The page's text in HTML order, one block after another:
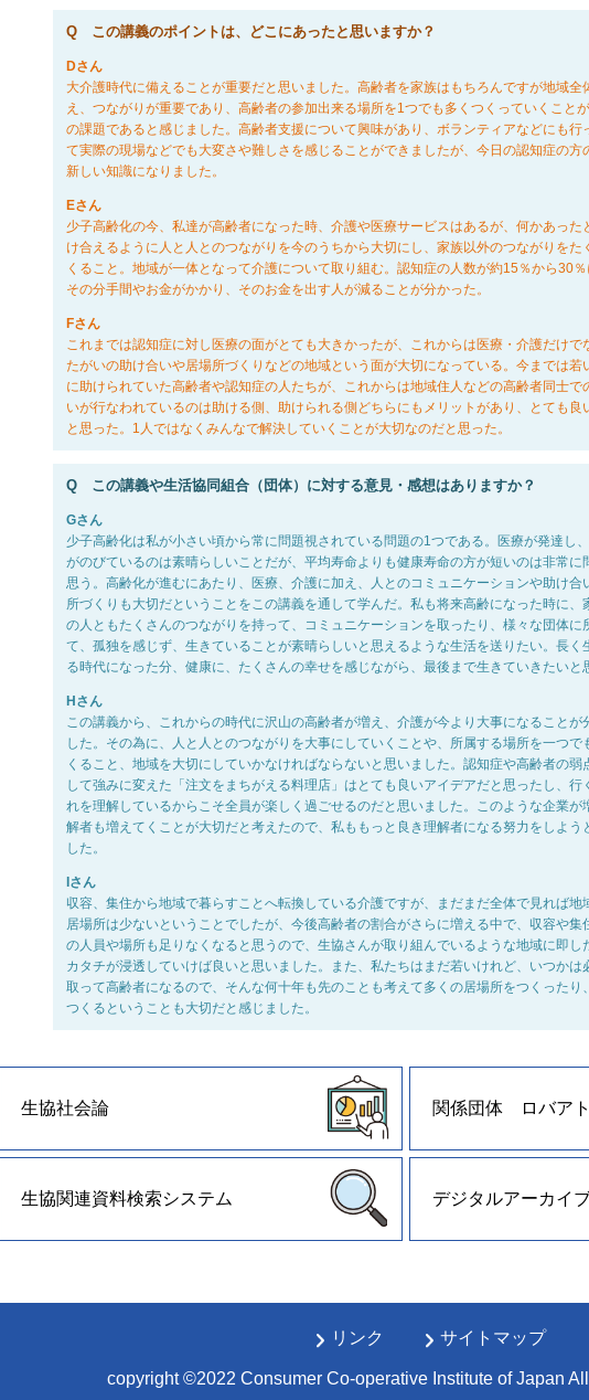
Q この講義のポイントは、どこにあったと思いますか？
Dさん
大介護時代に備えることが重要だと思いました。高齢者を家族はもちろんですが地域全
え、つながりが重要であり、高齢者の参加出来る場所を1つでも多くつくっていくこと
の課題であると感じました。高齢者支援について興味があり、ボランティアなどにも行
て実際の現場などでも大変さや難しさを感じることができましたが、今日の認知症の方
新しい知識になりました。
Eさん
少子高齢化の今、私達が高齢者になった時、介護や医療サービスはあるが、何かあった
け合えるように人と人とのつながりを今のうちから大切にし、家族以外のつながりをた
くること。地域が一体となって介護について取り組む。認知症の人数が約15％から30％
その分手間やお金がかかり、そのお金を出す人が減ることが分かった。
Fさん
これまでは認知症に対し医療の面がとても大きかったが、これからは医療・介護だけで
たがいの助け合いや居場所づくりなどの地域という面が大切になっている。今までは若
に助けられていた高齢者や認知症の人たちが、これからは地域住人などの高齢者同士で
いが行なわれているのは助ける側、助けられる側どちらにもメリットがあり、とても良
と思った。1人ではなくみんなで解決していくことが大切なのだと思った。
Q この講義や生活協同組合（団体）に対する意見・感想はありますか？
Gさん
少子高齢化は私が小さい頃から常に問題視されている問題の1つである。医療が発達し
がのびているのは素晴らしいことだが、平均寿命よりも健康寿命の方が短いのは非常に
思う。高齢化が進むにあたり、医療、介護に加え、人とのコミュニケーションや助け合
所づくりも大切だということをこの講義を通して学んだ。私も将来高齢になった時に、
の人ともたくさんのつながりを持って、コミュニケーションを取ったり、様々な団体に
て、孤独を感じず、生きていることが素晴らしいと思えるような生活を送りたい。長く
る時代になった分、健康に、たくさんの幸せを感じながら、最後まで生きていきたいと
Hさん
この講義から、これからの時代に沢山の高齢者が増え、介護が今より大事になることが
した。その為に、人と人とのつながりを大事にしていくことや、所属する場所を一つで
くること、地域を大切にしていかなければならないと思いました。認知症や高齢者の弱
して強みに変えた「注文をまちがえる料理店」はとても良いアイデアだと思ったし、行
れを理解しているからこそ全員が楽しく過ごせるのだと思いました。このような企業が
解者も増えてくことが大切だと考えたので、私ももっと良き理解者になる努力をしよう
した。
Iさん
収容、集住から地域で暮らすことへ転換している介護ですが、まだまだ全体で見れば地
居場所は少ないということでしたが、今後高齢者の割合がさらに増える中で、収容や集
の人員や場所も足りなくなると思うので、生協さんが取り組んでいるような地域に即し
カタチが浸透していけば良いと思いました。また、私たちはまだ若いけれど、いつかは
取って高齢者になるので、そんな何十年も先のことも考えて多くの居場所をつくったり
つくるということも大切だと感じました。
生協社会論 関係団体 ロバア
生協関連資料検索システム デジタルアーカイ
リンク サイトマップ
copyright ©2022 Consumer Co-operative Institute of Japan